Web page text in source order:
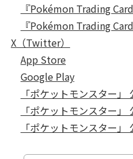
『Pokémon Trading
『Pokémon Trading
X（Twitter）
App Store
Google Play
「ポケットモンスター」
「ポケットモンスター」
「ポケットモンスター